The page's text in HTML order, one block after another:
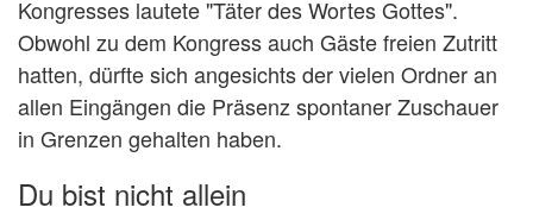
Kongresses lautete "Täter des Wortes Gottes".
Obwohl zu dem Kongress auch Gäste freien Zutritt
hatten, dürfte sich angesichts der vielen Ordner an
allen Eingängen die Präsenz spontaner Zuschauer
in Grenzen gehalten haben.
Du bist nicht allein